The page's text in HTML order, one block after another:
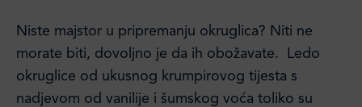
Niste majstor u pripremanju okruglica? Niti ne
morate biti, dovoljno je da ih obožavate. Ledo
okruglice od ukusnog krumpirovog tijesta s
nadjevom od vanilije i šumskog voća toliko su